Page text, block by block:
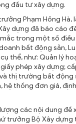
đầu tư xây dựng.
Phạm Hồng Hà,
dựng đã báo cáo
trong một số điều
bất động sản,
thể, như: Quản lý
phép xây dựng;
thị trường bất động
hệ thống đơn giá,
các nội dung đề
trưởng Bộ Xây